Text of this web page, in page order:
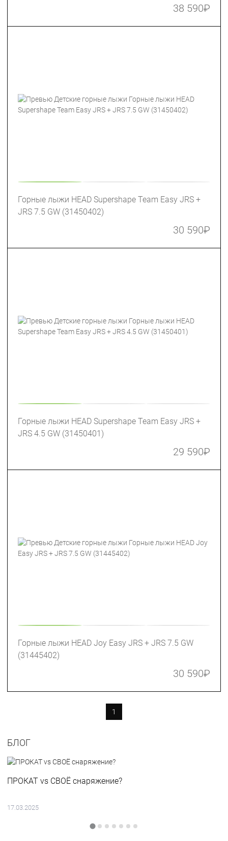
38 590₽
Горные лыжи HEAD Supershape Team Easy JRS +
JRS 7.5 GW (31450402)
30 590₽
Горные лыжи HEAD Supershape Team Easy JRS +
JRS 4.5 GW (31450401)
29 590₽
Горные лыжи HEAD Joy Easy JRS + JRS 7.5 GW
(31445402)
30 590₽
1
БЛОГ
ПРОКАТ vs СВОЁ снаряжение?
17.03.2025